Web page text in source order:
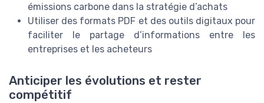
émissions carbone dans la stratégie d’achats
Utiliser des formats PDF et des outils digitaux pour
faciliter le partage d’informations entre les
entreprises et les acheteurs
Anticiper les évolutions et rester
compétitif